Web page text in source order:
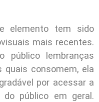
elemento tem sido
mais recentes.
público lembranças
consomem, ela
por acessar a
público em geral.